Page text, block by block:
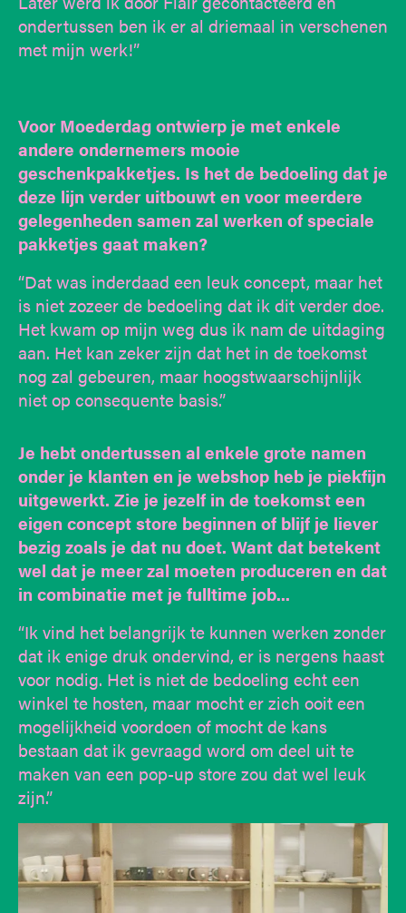
ondertussen ben ik er al driemaal in verschenen
met mijn werk!”
Voor Moederdag ontwierp je met enkele
andere ondernemers mooie
geschenkpakketjes. Is het de bedoeling dat je
deze lijn verder uitbouwt en voor meerdere
gelegenheden samen zal werken of speciale
pakketjes gaat maken?
“Dat was inderdaad een leuk concept, maar het
is niet zozeer de bedoeling dat ik dit verder doe.
Het kwam op mijn weg dus ik nam de uitdaging
aan. Het kan zeker zijn dat het in de toekomst
nog zal gebeuren, maar hoogstwaarschijnlijk
niet op consequente basis.”
Je hebt ondertussen al enkele grote namen
onder je klanten en je webshop heb je piekfijn
uitgewerkt. Zie je jezelf in de toekomst een
eigen concept store beginnen of blijf je liever
bezig zoals je dat nu doet. Want dat betekent
wel dat je meer zal moeten produceren en dat
in combinatie met je fulltime job...
“Ik vind het belangrijk te kunnen werken zonder
dat ik enige druk ondervind, er is nergens haast
voor nodig. Het is niet de bedoeling echt een
winkel te hosten, maar mocht er zich ooit een
mogelijkheid voordoen of mocht de kans
bestaan dat ik gevraagd word om deel uit te
maken van een pop-up store zou dat wel leuk
zijn.”